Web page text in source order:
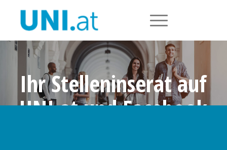
Ihr Stelleninserat auf
UNI.at und Facebook